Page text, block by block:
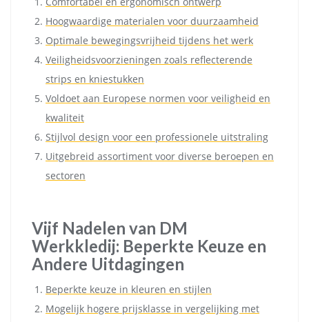
Hoogwaardige materialen voor duurzaamheid
Optimale bewegingsvrijheid tijdens het werk
Veiligheidsvoorzieningen zoals reflecterende
strips en kniestukken
Voldoet aan Europese normen voor veiligheid en
kwaliteit
Stijlvol design voor een professionele uitstraling
Uitgebreid assortiment voor diverse beroepen en
sectoren
Vijf Nadelen van DM
Werkkledij: Beperkte Keuze en
Andere Uitdagingen
Beperkte keuze in kleuren en stijlen
Mogelijk hogere prijsklasse in vergelijking met